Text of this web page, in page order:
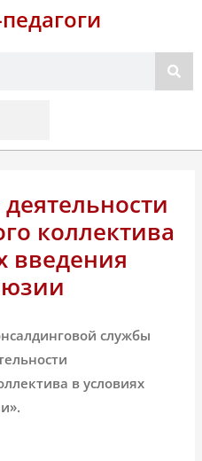
коллектива
введения
службы
в условиях